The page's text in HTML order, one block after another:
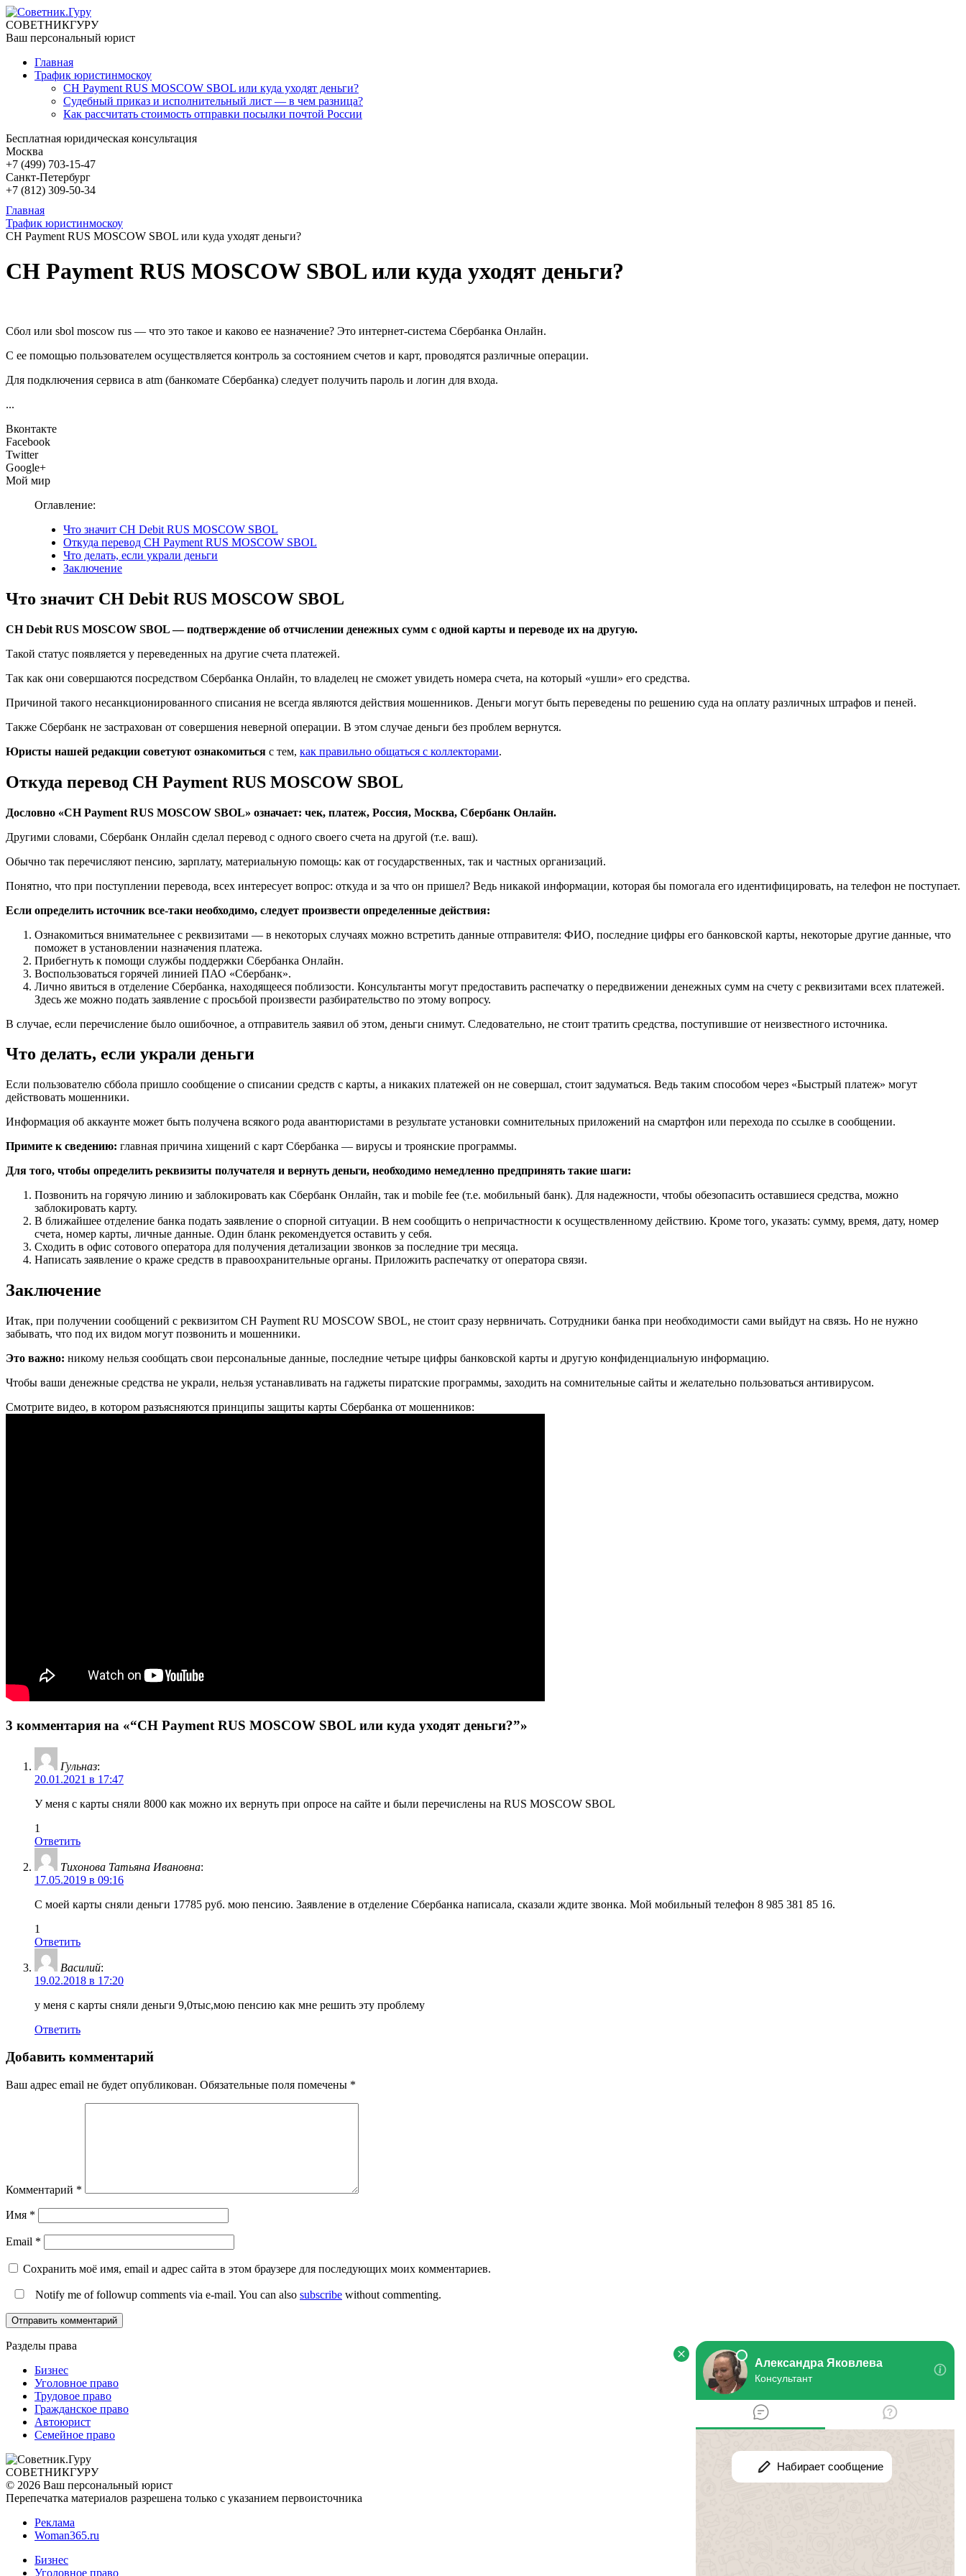
СОВЕТНИКГУРУ
Ваш персональный юрист
Главная
Трафик юристинмоскоу
CH Payment RUS MOSCOW SBOL или куда уходят деньги?
Судебный приказ и исполнительный лист — в чем разница?
Как рассчитать стоимость отправки посылки почтой России
Бесплатная юридическая консультация
Москва
+7 (499) 703-15-47
Санкт-Петербург
+7 (812) 309-50-34
Главная
Трафик юристинмоскоу
CH Payment RUS MOSCOW SBOL или куда уходят деньги?
CH Payment RUS MOSCOW SBOL или куда уходят деньги?
Сбол или sbol moscow rus — что это такое и каково ее назначение? Это интернет-система Сбербанка Онлайн.
С ее помощью пользователем осуществляется контроль за состоянием счетов и карт, проводятся различные операции.
Для подключения сервиса в atm (банкомате Сбербанка) следует получить пароль и логин для входа.
...
Вконтакте
Facebook
Twitter
Google+
Мой мир
Оглавление:
Что значит СH Debit RUS MOSCOW SBOL
Откуда перевод CH Payment RUS MOSCOW SBOL
Что делать, если украли деньги
Заключение
Что значит СH Debit RUS MOSCOW SBOL
СH Debit RUS MOSCOW SBOL — подтверждение об отчислении денежных сумм с одной карты и переводе их на другую.
Такой статус появляется у переведенных на другие счета платежей.
Так как они совершаются посредством Сбербанка Онлайн, то владелец не сможет увидеть номера счета, на который «ушли» его средства.
Причиной такого несанкционированного списания не всегда являются действия мошенников. Деньги могут быть переведены по решению суда на оплату различных штрафов и пеней.
Также Сбербанк не застрахован от совершения неверной операции. В этом случае деньги без проблем вернутся.
Юристы нашей редакции советуют ознакомиться с тем, как правильно общаться с коллекторами.
Откуда перевод CH Payment RUS MOSCOW SBOL
Дословно «CH Payment RUS MOSCOW SBOL» означает: чек, платеж, Россия, Москва, Сбербанк Онлайн.
Другими словами, Сбербанк Онлайн сделал перевод с одного своего счета на другой (т.е. ваш).
Обычно так перечисляют пенсию, зарплату, материальную помощь: как от государственных, так и частных организаций.
Понятно, что при поступлении перевода, всех интересует вопрос: откуда и за что он пришел? Ведь никакой информации, которая бы помогала его идентифицировать, на телефон не поступает.
Если определить источник все-таки необходимо, следует произвести определенные действия:
Ознакомиться внимательнее с реквизитами — в некоторых случаях можно встретить данные отправителя: ФИО, последние цифры его банковской карты, некоторые другие данные, что
поможет в установлении назначения платежа.
Прибегнуть к помощи службы поддержки Сбербанка Онлайн.
Воспользоваться горячей линией ПАО «Сбербанк».
Лично явиться в отделение Сбербанка, находящееся поблизости. Консультанты могут предоставить распечатку о передвижении денежных сумм на счету с реквизитами всех платежей.
Здесь же можно подать заявление с просьбой произвести разбирательство по этому вопросу.
В случае, если перечисление было ошибочное, а отправитель заявил об этом, деньги снимут. Следовательно, не стоит тратить средства, поступившие от неизвестного источника.
Что делать, если украли деньги
Если пользователю сббола пришло сообщение о списании средств с карты, а никаких платежей он не совершал, стоит задуматься. Ведь таким способом через «Быстрый платеж» могут
действовать мошенники.
Информация об аккаунте может быть получена всякого рода авантюристами в результате установки сомнительных приложений на смартфон или перехода по ссылке в сообщении.
Примите к сведению: главная причина хищений с карт Сбербанка — вирусы и троянские программы.
Для того, чтобы определить реквизиты получателя и вернуть деньги, необходимо немедленно предпринять такие шаги:
Позвонить на горячую линию и заблокировать как Сбербанк Онлайн, так и mobile fee (т.е. мобильный банк). Для надежности, чтобы обезопасить оставшиеся средства, можно
заблокировать карту.
В ближайшее отделение банка подать заявление о спорной ситуации. В нем сообщить о непричастности к осуществленному действию. Кроме того, указать: сумму, время, дату, номер
счета, номер карты, личные данные. Один бланк рекомендуется оставить у себя.
Сходить в офис сотового оператора для получения детализации звонков за последние три месяца.
Написать заявление о краже средств в правоохранительные органы. Приложить распечатку от оператора связи.
Заключение
Итак, при получении сообщений с реквизитом CH Payment RU MOSCOW SBOL, не стоит сразу нервничать. Сотрудники банка при необходимости сами выйдут на связь. Но не нужно
забывать, что под их видом могут позвонить и мошенники.
Это важно: никому нельзя сообщать свои персональные данные, последние четыре цифры банковской карты и другую конфиденциальную информацию.
Чтобы ваши денежные средства не украли, нельзя устанавливать на гаджеты пиратские программы, заходить на сомнительные сайты и желательно пользоваться антивирусом.
Смотрите видео, в котором разъясняются принципы защиты карты Сбербанка от мошенников:
3 комментария на «“CH Payment RUS MOSCOW SBOL или куда уходят деньги?”»
Гульназ:
20.01.2021 в 17:47
У меня с карты сняли 8000 как можно их вернуть при опросе на сайте и были перечислены на RUS MOSCOW SBOL
1
Ответить
Тихонова Татьяна Ивановна:
17.05.2019 в 09:16
С моей карты сняли деньги 17785 руб. мою пенсию. Заявление в отделение Сбербанка написала, сказали ждите звонка. Мой мобильный телефон 8 985 381 85 16.
1
Ответить
Василий:
19.02.2018 в 17:20
у меня с карты сняли деньги 9,0тыс,мою пенсию как мне решить эту проблему
Ответить
Добавить комментарий
Ваш адрес email не будет опубликован. Обязательные поля помечены *
Комментарий *
Имя *
Email *
Сохранить моё имя, email и адрес сайта в этом браузере для последующих моих комментариев.
Notify me of followup comments via e-mail. You can also subscribe without commenting.
Разделы права
Бизнес
Уголовное право
Трудовое право
Гражданское право
Автоюрист
Семейное право
СОВЕТНИКГУРУ
© 2026 Ваш персональный юрист
Перепечатка материалов разрешена только с указанием первоисточника
Реклама
Woman365.ru
Бизнес
Уголовное право